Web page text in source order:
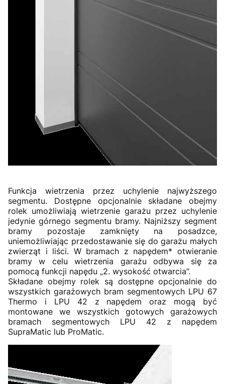
Funkcja wietrzenia przez uchylenie najwyższego
segmentu. Dostępne opcjonalnie składane obejmy
rolek umożliwiają wietrzenie garażu przez uchylenie
jedynie górnego segmentu bramy. Najniższy segment
bramy pozostaje zamknięty na posadzce,
uniemożliwiając przedostawanie się do garażu małych
zwierząt i liści. W bramach z napędem* otwieranie
bramy w celu wietrzenia garażu odbywa się za
pomocą funkcji napędu „2. wysokość otwarcia”.
Składane obejmy rolek są dostępne opcjonalnie do
wszystkich garażowych bram segmentowych LPU 67
Thermo i LPU 42 z napędem oraz mogą być
montowane we wszystkich gotowych garażowych
bramach segmentowych LPU 42 z napędem
SupraMatic lub ProMatic.